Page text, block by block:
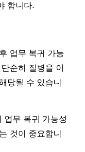
합니다.
업무 복귀 가능
순히 질병을 이
당될 수 있습니
업무 복귀 가능성
것이 중요합니